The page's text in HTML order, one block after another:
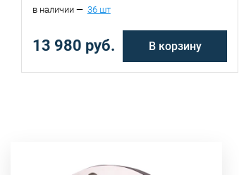
в наличии — 36 шт
13 980 руб. В корзину